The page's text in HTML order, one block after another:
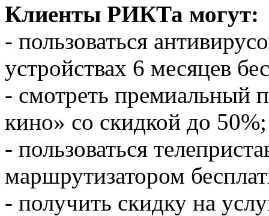
Клиенты РИКТа могут:
- пользоваться
устройствах 6 месяцев
- смотреть премиальный
кино» со скидкой до 50%;
- пользоваться
маршрутизатором
- получить скидку на